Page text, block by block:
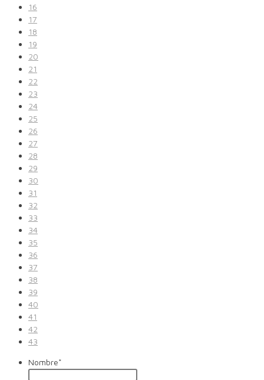
16
17
18
19
20
21
22
23
24
25
26
27
28
29
30
31
32
33
34
35
36
37
38
39
40
41
42
43
Nombre*